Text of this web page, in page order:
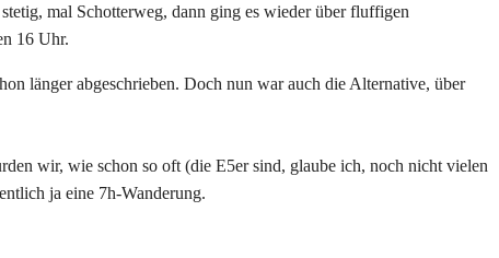
mal Schotterweg, dann ging es wieder über fluffigen
16 Uhr.
länger abgeschrieben. Doch nun war auch die Alternative, über
wir, wie schon so oft (die E5er sind, glaube ich, noch nicht vielen
ja eine 7h-Wanderung.